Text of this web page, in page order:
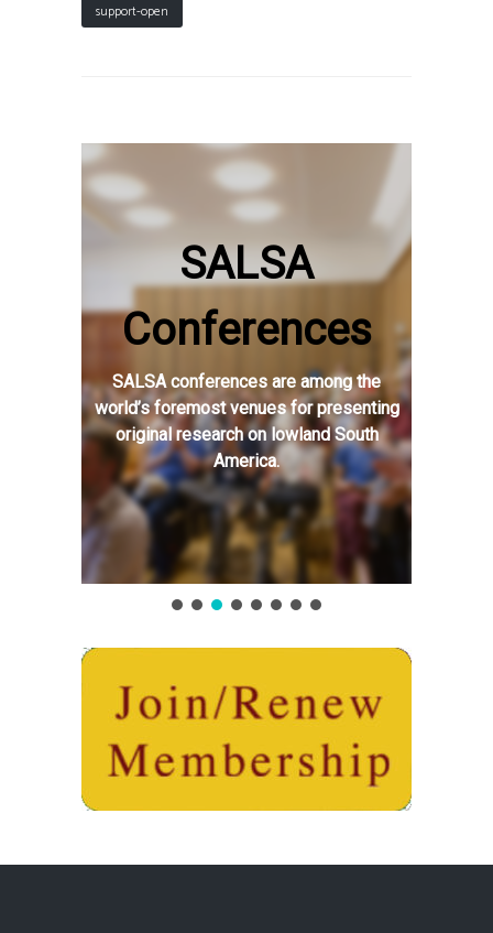
support-open
SALSA
Conferences
SALSA conferences are among the
world’s foremost venues for presenting
original research on lowland South
America.